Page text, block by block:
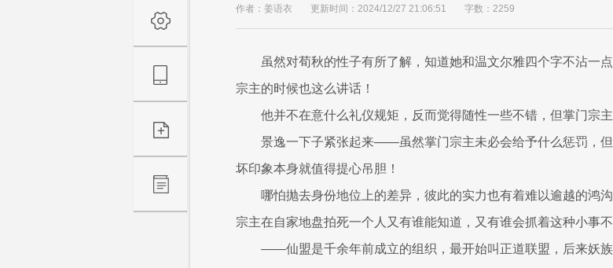
作者：姜语衣 更新时间：2024/12/27 21:06:51 字数：2259
虽然对荀秋的性子有所了解，知道她和温文尔雅四个字不沾一
宗主的时候也这么讲话！
他并不在意什么礼仪规矩，反而觉得随性一些不错，但掌门宗
景逸一下子紧张起来——虽然掌门宗主未必会给予什么惩罚，
坏印象本身就值得提心吊胆！
哪怕抛去身份地位上的差异，彼此的实力也有着难以逾越的鸿
宗主在自家地盘拍死一个人又有谁能知道，又有谁会抓着这种小事不
——仙盟是千余年前成立的组织，最开始叫正道联盟，后来妖